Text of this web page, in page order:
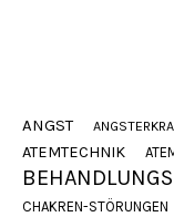
ANGST
ATEMTECHNIK
CHAKREN-STÖRUNGEN